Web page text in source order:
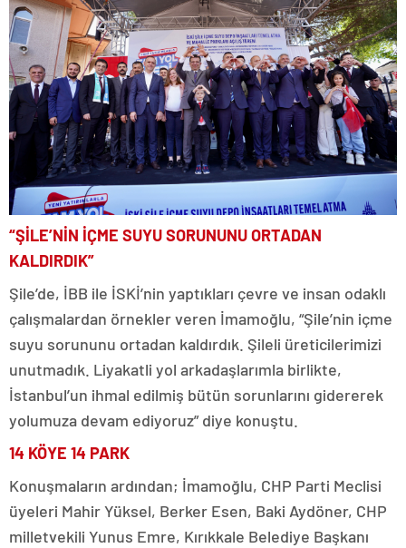
“ŞİLE’NİN İÇME SUYU SORUNUNU ORTADAN
KALDIRDIK”
Şile’de, İBB ile İSKİ’nin yaptıkları çevre ve insan odaklı
çalışmalardan örnekler veren İmamoğlu, “Şile’nin içme
suyu sorununu ortadan kaldırdık. Şileli üreticilerimizi
unutmadık. Liyakatli yol arkadaşlarımla birlikte,
İstanbul’un ihmal edilmiş bütün sorunlarını gidererek
yolumuza devam ediyoruz” diye konuştu.
14 KÖYE 14 PARK
Konuşmaların ardından; İmamoğlu, CHP Parti Meclisi
üyeleri Mahir Yüksel, Berker Esen, Baki Aydöner, CHP
milletvekili Yunus Emre, Kırıkkale Belediye Başkanı